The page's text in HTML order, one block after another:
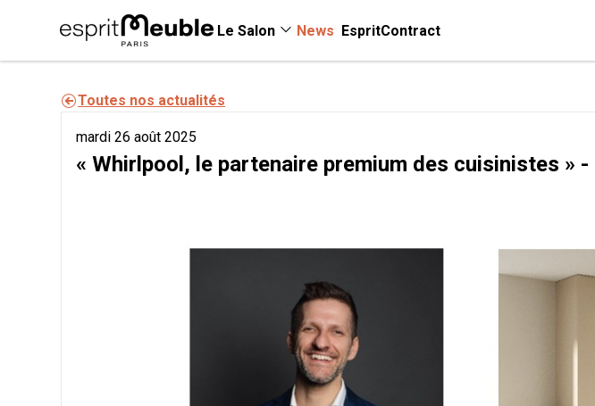
Le Salon News EspritContract
Toutes nos actualités
mardi 26 août 2025
« Whirlpool, le partenaire premium des cuisinistes »